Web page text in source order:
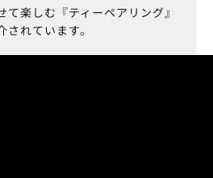
楽しむ『ティーペアリング』
れています。